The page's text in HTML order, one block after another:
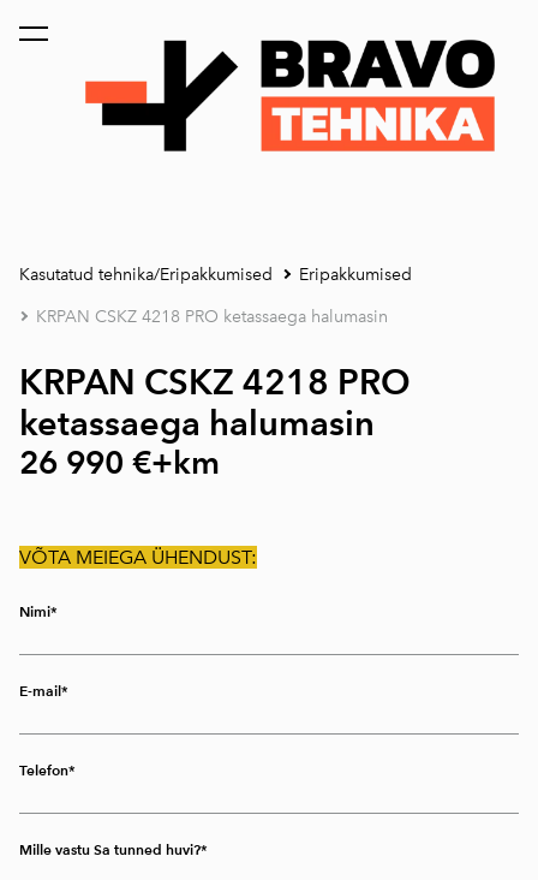
lisati ostukorvi. Vaata ostukorvi
Kasutatud tehnika/Eripakkumised Eripakkumised
KRPAN CSKZ 4218 PRO ketassaega halumasin
KRPAN CSKZ 4218 PRO
ketassaega halumasin
26 990 €+km
VÕTA MEIEGA ÜHENDUST:
Nimi
E-mail
Telefon
Mille vastu Sa tunned huvi?